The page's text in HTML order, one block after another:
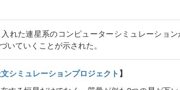
れた連星系のコンピューターシミュレーショ
いていくことが示された。
シミュレーションプロジェクト 】